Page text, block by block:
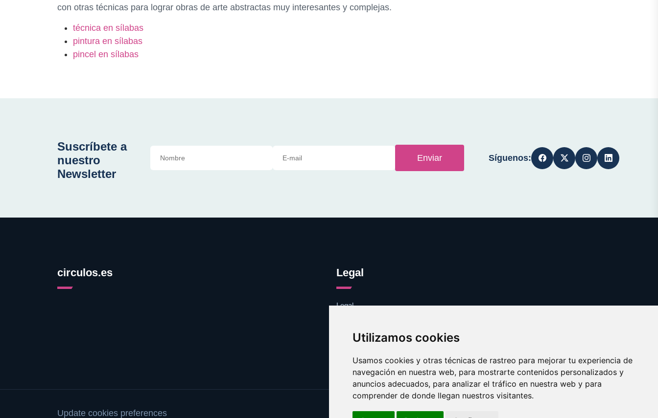
Utilizamos cookies
Usamos cookies y otras técnicas de rastreo para mejorar tu experiencia de
navegación en nuestra web, para mostrarte contenidos personalizados y
anuncios adecuados, para analizar el tráfico en nuestra web y para
comprender de donde llegan nuestros visitantes.
con otras técnicas para lograr obras de arte abstractas muy interesantes y complejas.
técnica en sílabas
pintura en sílabas
pincel en sílabas
Suscríbete a
nuestro
Newsletter
Enviar Síguenos:
circulos.es Legal
Legal
Contacto
Update cookies preferences